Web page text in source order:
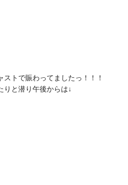
トで賑わってましたっ！！！